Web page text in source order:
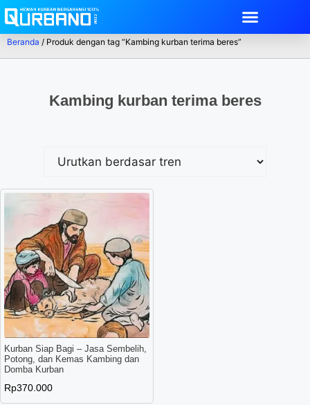
Beranda / Produk dengan tag “Kambing kurban terima beres”
Kambing kurban terima beres
Kurban Siap Bagi – Jasa Sembelih,
Potong, dan Kemas Kambing dan
Domba Kurban
Rp370.000